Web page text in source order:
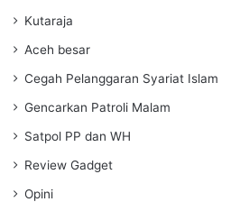
Kutaraja
Aceh besar
Cegah Pelanggaran Syariat Islam
Gencarkan Patroli Malam
Satpol PP dan WH
Review Gadget
Opini